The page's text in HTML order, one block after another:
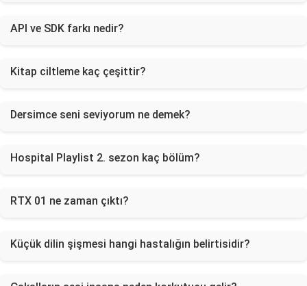
API ve SDK farkı nedir?
Kitap ciltleme kaç çeşittir?
Dersimce seni seviyorum ne demek?
Hospital Playlist 2. sezon kaç bölüm?
RTX 01 ne zaman çıktı?
Küçük dilin şişmesi hangi hastalığın belirtisidir?